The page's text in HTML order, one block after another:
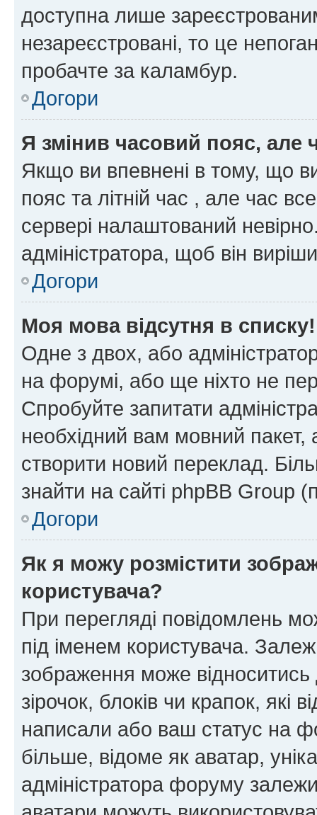
доступна лише
незареєстровані, то це
пробачте за каламбур.
Догори
Я змінив часовий пояс, але
Якщо ви впевнені в тому, що
пояс та літній час , але час
сервері налаштований
адміністратора, щоб він
Догори
Моя мова відсутня в списку!
Одне з двох, або
на форумі, або ще ніхто не
Спробуйте запитати
необхідний вам мовний
створити новий переклад.
знайти на сайті phpBB Group
Догори
Як я можу розмістити
користувача?
При перегляді повідомлень
під іменем користувача.
зображення може відноситись
зірочок, блоків чи крапок, які
написали або ваш статус на
більше, відоме як аватар,
адміністратора форуму